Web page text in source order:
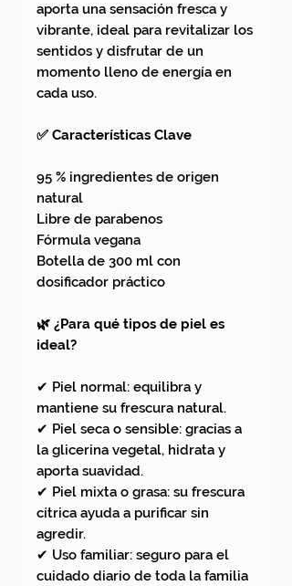
aporta una sensación fresca y
vibrante, ideal para revitalizar los
sentidos y disfrutar de un
momento lleno de energía en
cada uso.
✅ Características Clave
95 % ingredientes de origen
natural
Libre de parabenos
Fórmula vegana
Botella de 300 ml con
dosificador práctico
🌿 ¿Para qué tipos de piel es
ideal?
✔ Piel normal: equilibra y
mantiene su frescura natural.
✔ Piel seca o sensible: gracias a
la glicerina vegetal, hidrata y
aporta suavidad.
✔ Piel mixta o grasa: su frescura
cítrica ayuda a purificar sin
agredir.
✔ Uso familiar: seguro para el
cuidado diario de toda la familia